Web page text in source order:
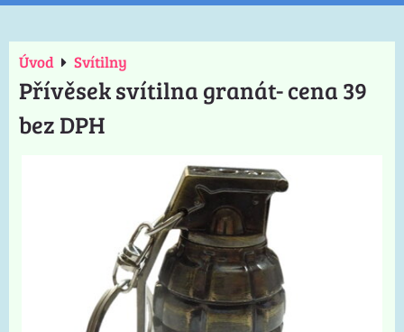
Úvod Svítilny
Přívěsek svítilna granát- cena 39
bez DPH